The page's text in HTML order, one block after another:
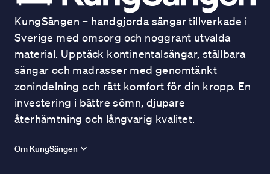
KungSängen – handgjorda sängar tillverkade i
Sverige med omsorg och noggrant utvalda
material. Upptäck kontinentalsängar, ställbara
sängar och madrasser med genomtänkt
zonindelning och rätt komfort för din kropp. En
investering i bättre sömn, djupare
återhämtning och långvarig kvalitet.
Om KungSängen